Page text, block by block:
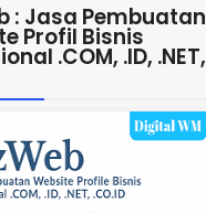
: Jasa Pembuatan
Profil Bisnis
.COM, .ID, .NET,